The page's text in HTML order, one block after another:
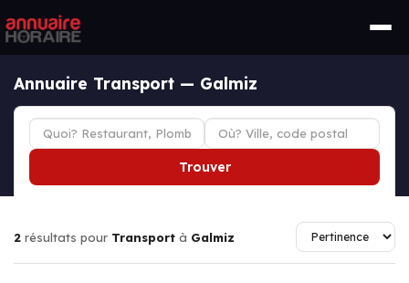
Annuaire Transport — Galmiz
Trouver
2 résultats pour Transport à Galmiz